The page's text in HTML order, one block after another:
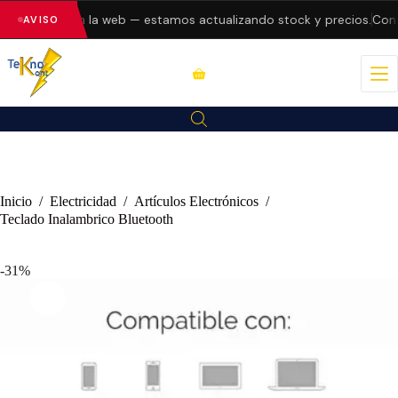
AVISO
errores en la web — estamos actualizando stock y precios.
Inicio / Electricidad / Artículos Electrónicos /
Teclado Inalambrico Bluetooth
-31%